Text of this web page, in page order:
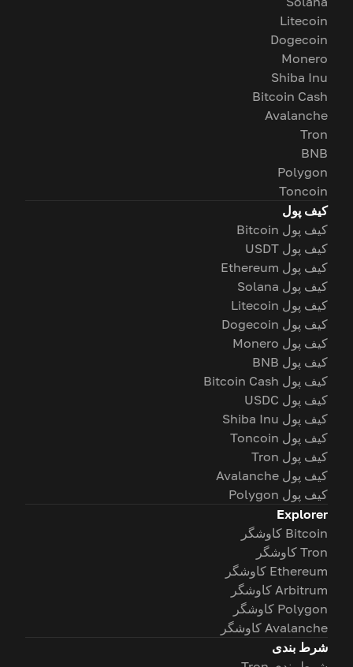
Litecoin
Dogecoin
Monero
Shiba Inu
Bitcoin Cash
Avalanche
Tron
BNB
Polygon
Toncoin
کیف پول
کیف پول Bitcoin
کیف پول USDT
کیف پول Ethereum
کیف پول Solana
کیف پول Litecoin
کیف پول Dogecoin
کیف پول Monero
کیف پول BNB
کیف پول Bitcoin Cash
کیف پول USDC
کیف پول Shiba Inu
کیف پول Toncoin
کیف پول Tron
کیف پول Avalanche
کیف پول Polygon
Explorer
Bitcoin کاوشگر
Tron کاوشگر
Ethereum کاوشگر
Arbitrum کاوشگر
Polygon کاوشگر
Avalanche کاوشگر
شرط بندی